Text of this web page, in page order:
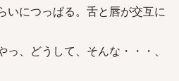
いにつっぱる。舌と唇が交互に
っ、どうして、そんな・・・、